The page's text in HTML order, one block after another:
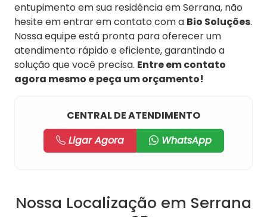
entupimento em sua residência em Serrana, não
hesite em entrar em contato com a Bio Soluções.
Nossa equipe está pronta para oferecer um
atendimento rápido e eficiente, garantindo a
solução que você precisa. Entre em contato
agora mesmo e peça um orçamento!
CENTRAL DE ATENDIMENTO
Ligar Agora
WhatsApp
Nossa Localização em Serrana